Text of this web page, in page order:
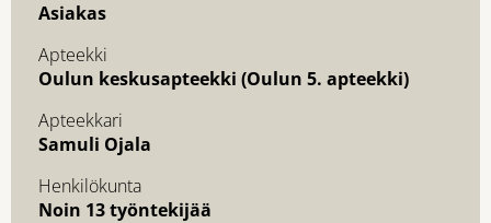
Asiakas
Apteekki
Oulun keskusapteekki (Oulun 5. apteekki)
Apteekkari
Samuli Ojala
Henkilökunta
Noin 13 työntekijää